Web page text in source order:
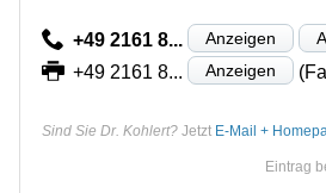
+49 2161 8... Anzeigen
+49 2161 8... Anzeigen
Sind Sie Dr. Kohlert? Jetzt E-Mail +
Eintrag